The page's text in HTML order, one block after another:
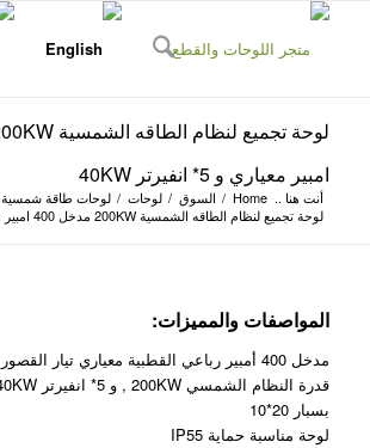
امبير معياري و 5* انفيرتر 40KW
أنت هنا .. Home
/ السوق / لوحات / لوحات طاقة شمسية
لوحة تجميع لنظام الطاقه الشمسية 200KW مدخل 400 امبير معياري و 5* انفيرتر ...
المواصفات والمميزات:
مدخل 400 أمبير رباعي القطبية معياري تيار القصور 50 ألف أمبير
قدرة النظام الشمسي 200KW , و 5* انفيرتر 40KW
بسبار 20*10
لوحة مناسبة حماية IP55